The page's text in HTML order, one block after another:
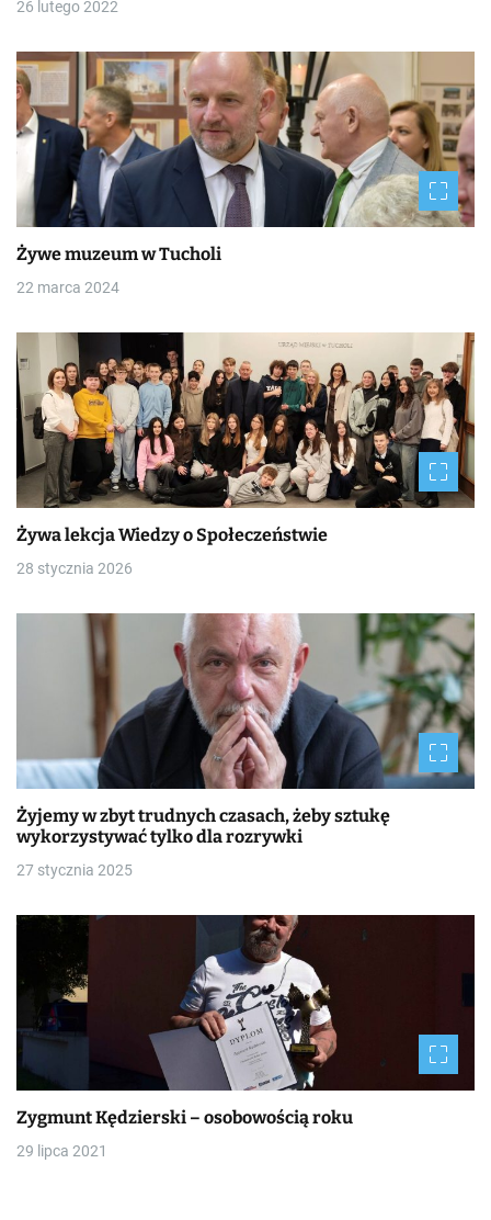
26 lutego 2022
Żywe muzeum w Tucholi
22 marca 2024
Żywa lekcja Wiedzy o Społeczeństwie
28 stycznia 2026
Żyjemy w zbyt trudnych czasach, żeby sztukę
wykorzystywać tylko dla rozrywki
27 stycznia 2025
Zygmunt Kędzierski – osobowością roku
29 lipca 2021